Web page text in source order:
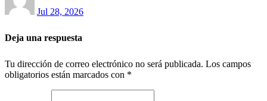
Jul 28, 2026
Deja una respuesta
Tu dirección de correo electrónico no será publicada. Los campos
obligatorios están marcados con *